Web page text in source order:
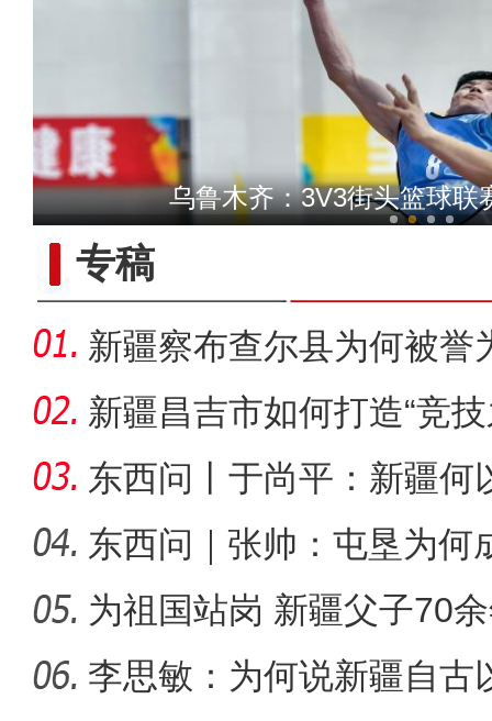
新疆4000亩沙漠盐
新疆石河子：“诗与
乌鲁木齐：3V3街头篮球联
专稿
新疆察布查尔县为何被誉
新疆昌吉市如何打造“竞
东西问丨于尚平：新疆何
局？
东西问｜张帅：屯垦为何
千年良
为祖国站岗 新疆父子70
李思敏：为何说新疆自古